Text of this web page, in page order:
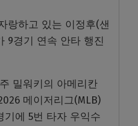
랑하고 있는 이정후(샌
9경기 연속 안타 행진
밀워키의 아메리칸
메이저리그(MLB)
기에 5번 타자 우익수